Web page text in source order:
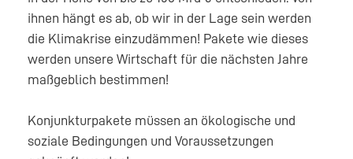
ihnen hängt es ab, ob wir in der Lage sein werden
die Klimakrise einzudämmen! Pakete wie dieses
werden unsere Wirtschaft für die nächsten Jahre
maßgeblich bestimmen!
Konjunkturpakete müssen an ökologische und
soziale Bedingungen und Voraussetzungen